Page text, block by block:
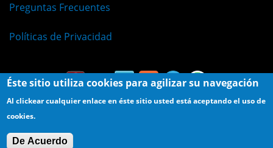
Preguntas Frecuentes
Políticas de Privacidad
Éste sitio utiliza cookies para agilizar su navegación
Al clickear cualquier enlace en éste sitio usted está aceptando el uso de
cookies.
De Acuerdo